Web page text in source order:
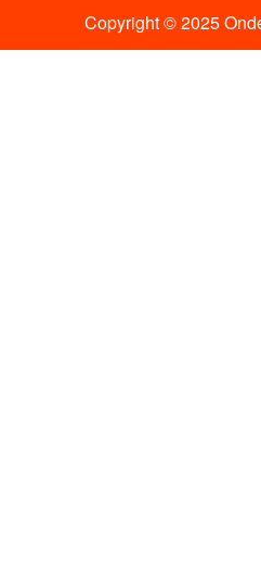
Copyright © 2025